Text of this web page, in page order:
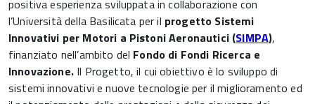
positiva esperienza sviluppata in collaborazione con
l’Università della Basilicata per il progetto Sistemi
Innovativi per Motori a Pistoni Aeronautici (SIMPA),
finanziato nell’ambito del Fondo di Fondi Ricerca e
Innovazione. Il Progetto, il cui obiettivo è lo sviluppo di
sistemi innovativi e nuove tecnologie per il miglioramento ed